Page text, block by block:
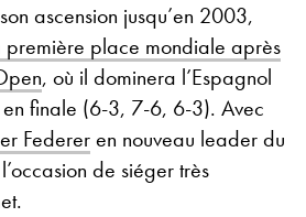
ascension jusqu’en 2003,
première place mondiale après
, où il dominera l’Espagnol
en finale (6-3, 7-6, 6-3). Avec
Federeren nouveau leader du
de siéger très